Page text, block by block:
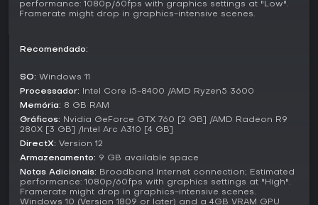
conhecidos adaptados ao formato MOBA.
A recepção de Dragon Ball Gekishin Squadra é mista:
com Dragon Ball, enquanto outros apontam falhas gráficas
ou problemas de desempenho em mobile. As avaliações
da franquia. Se MOBAs rápidos com progressão de
personagens te interessam, especialmente no universo
Dragon Ball, vale experimentar sem custo inicial. Ainda
assim, prepare-se para possíveis bugs ou necessidade de
performance: 1080p/60fps with graphics settings at "Low".
Framerate might drop in graphics-intensive scenes.
Recomendado:
SO: Windows 11
Processador: Intel Core i5-8400 /AMD Ryzen5 3600
Memória: 8 GB RAM
Gráficos: Nvidia GeForce GTX 760 [2 GB] /AMD Radeon R9
280X [3 GB] /Intel Arc A310 [4 GB]
DirectX: Version 12
Armazenamento: 9 GB available space
Notas Adicionais: Broadband Internet connection; Estimated
performance: 1080p/60fps with graphics settings at "High".
Framerate might drop in graphics-intensive scenes.
Windows 10 (Version 1809 or later) and a 4GB VRAM GPU